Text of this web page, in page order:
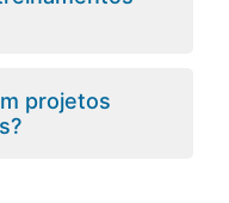
projetos